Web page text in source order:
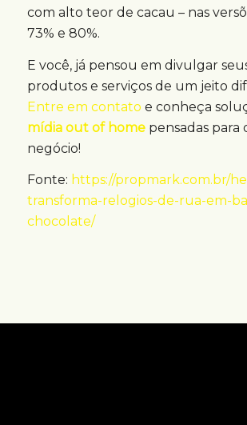
com alto teor de cacau – nas
73% e 80%.
E você, já pensou em divulgar
produtos e serviços de um jeito
Entre em contato e conheça
mídia out of homepensadas para
negócio!
Fonte: https://propmark.com.br/
transforma-relogios-de-rua-em-
chocolate/